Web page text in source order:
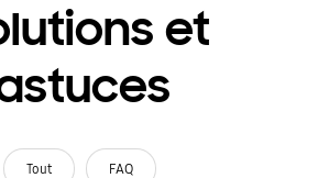
et
Tout FAQ